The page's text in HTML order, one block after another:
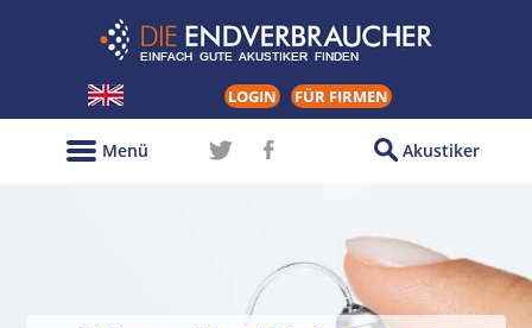
LOGIN FÜR FIRMEN
Akustiker
Menü